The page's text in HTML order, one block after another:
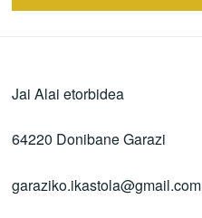
navigation
Jai Alai etorbidea
64220 Donibane Garazi
garaziko.ikastola@gmail.com